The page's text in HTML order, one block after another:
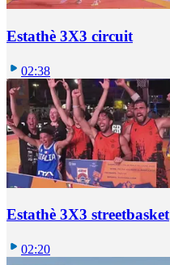
Estathè 3X3 circuit
02:38
Estathè 3X3 streetbasket
02:20